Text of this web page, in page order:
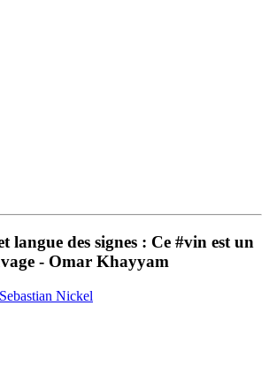
langue des signes : Ce #vin est un
- Omar Khayyam
Sebastian Nickel